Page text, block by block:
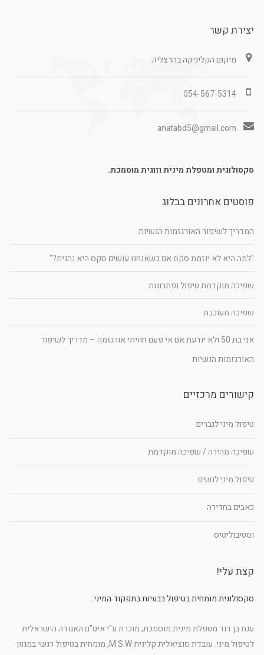
יצירת קשר
מיקום הקליניקה בהרצליה.
054-567-5314
anatabd5@gmail.com
סקסולוגית ומטפלת מינית וזוגית מוסמכת.
פוסטים אחרונים בבלוג
המדריך לשיפור האורגזמות הנשיות
"למה היא לא יוזמת סקס אם כשאנחנו עושים סקס היא נהנית?"
שפיכה מוקדמת טיפול ופתרונות
שפיכה מעוכבת
אני בת 50 ולא יודעת אם אי פעם חוויתי אורגזמה – מדריך לשיפור
האורגזמות הנשיות
קישורים מרכזיים
טיפול מיני לגברים
שפיכה מהירה / שפיכה מוקדמת
טיפול מיני לנשים
כאבים בחדירה
וסטיבוליטיס
קצת עלי!
סקסולוגית מומחית בטיפול בבעיות בתפקוד המיני.
ענת בן דוד מטפלת מינית מוסמכת, מוכרת ע"י איט"ם האגודה הישראלית
לטיפול מיני. עובדת סוציאלית קלינית M.S.W, מומחית בטיפול רגשי במגוון